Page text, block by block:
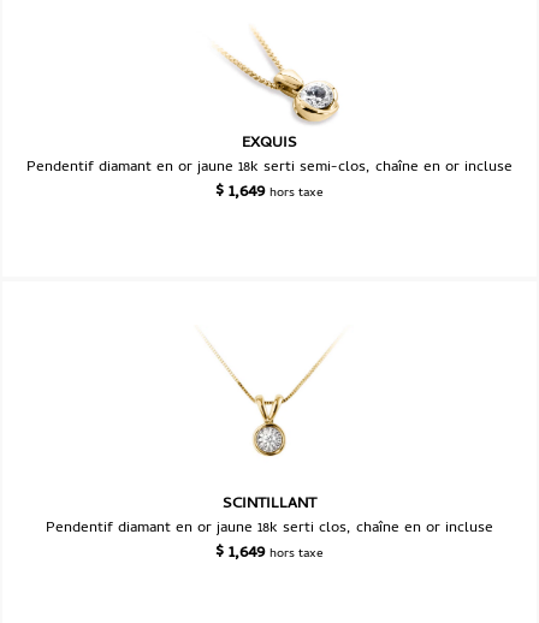
EXQUIS
Pendentif diamant en or jaune 18k serti semi-clos, chaîne en or incluse
$1,649 hors taxe
SCINTILLANT
Pendentif diamant en or jaune 18k serti clos, chaîne en or incluse
$1,649 hors taxe